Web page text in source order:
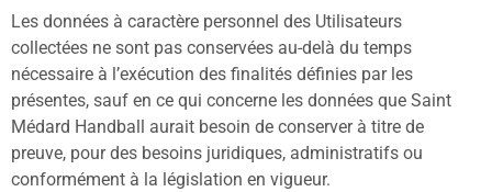
Les données à caractère personnel des Utilisateurs
collectées ne sont pas conservées au-delà du temps
nécessaire à l’exécution des finalités définies par les
présentes, sauf en ce qui concerne les données que Saint
Médard Handball aurait besoin de conserver à titre de
preuve, pour des besoins juridiques, administratifs ou
conformément à la législation en vigueur.